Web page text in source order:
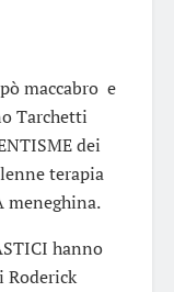
maccabro e
Tarchetti
dei
terapia
meneghina.
hanno
Roderick